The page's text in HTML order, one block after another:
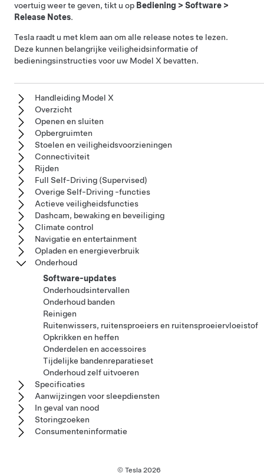
voertuig weer te geven, tikt u op Bediening > Software >
Release Notes.
Tesla raadt u met klem aan om alle release notes te lezen.
Deze kunnen belangrijke veiligheidsinformatie of
bedieningsinstructies voor uw Model X bevatten.
Handleiding Model X
Overzicht
Openen en sluiten
Opbergruimten
Stoelen en veiligheidsvoorzieningen
Connectiviteit
Rijden
Full Self-Driving (Supervised)
Overige Self-Driving -functies
Actieve veiligheidsfuncties
Dashcam, bewaking en beveiliging
Climate control
Navigatie en entertainment
Opladen en energieverbruik
Onderhoud
Software-updates
Onderhoudsintervallen
Onderhoud banden
Reinigen
Ruitenwissers, ruitensproeiers en ruitensproeiervloeistof
Opkrikken en heffen
Onderdelen en accessoires
Tijdelijke bandenreparatieset
Onderhoud zelf uitvoeren
Specificaties
Aanwijzingen voor sleepdiensten
In geval van nood
Storingzoeken
Consumenteninformatie
© Tesla 2026